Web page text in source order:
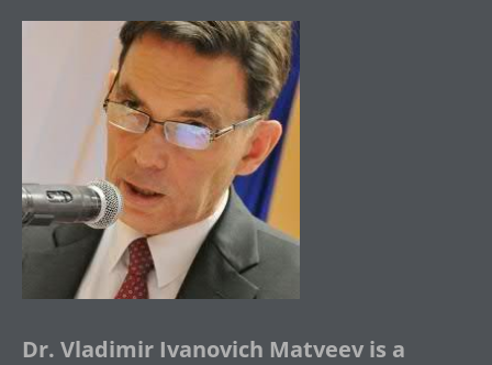
Dr. Vladimir Ivanovich Matveev is a